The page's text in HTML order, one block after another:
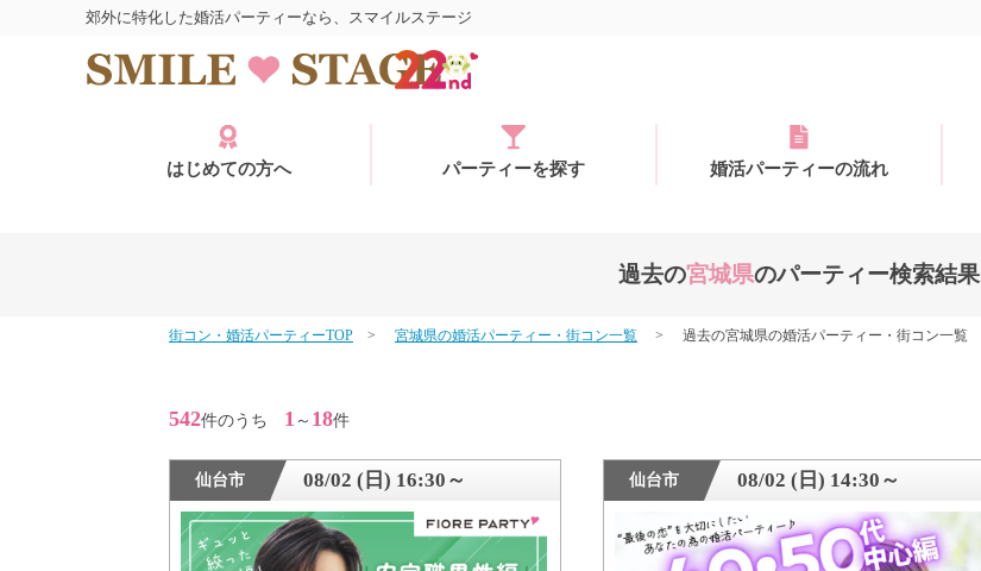
郊外に特化した婚活パーティーなら、スマイルステージ
はじめての方へ パーティーを探す 婚活パーティーの流れ
過去の宮城県のパーティー検索結果
街コン・婚活パーティーTOP 宮城県の婚活パーティー・街コン一覧 過去の宮城県の婚活パーティー・街コン一覧
542件のうち 1 ～ 18件
仙台市 08/02 (日) 16:30～ 仙台市 08/02 (日) 14:30～